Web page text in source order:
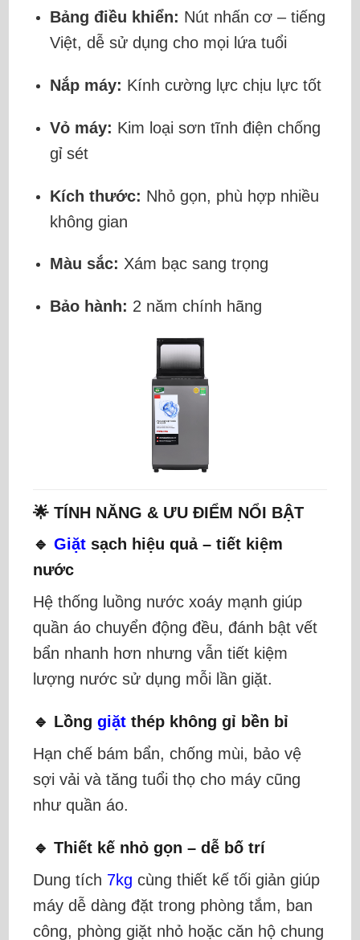
Bảng điều khiển: Nút nhấn cơ – tiếng
Việt, dễ sử dụng cho mọi lứa tuổi
Nắp máy: Kính cường lực chịu lực tốt
Vỏ máy: Kim loại sơn tĩnh điện chống
gỉ sét
Kích thước: Nhỏ gọn, phù hợp nhiều
không gian
Màu sắc: Xám bạc sang trọng
Bảo hành: 2 năm chính hãng
🌟 TÍNH NĂNG & ƯU ĐIỂM NỔI BẬT
🔹 Giặt sạch hiệu quả – tiết kiệm
nước
Hệ thống luồng nước xoáy mạnh giúp
quần áo chuyển động đều, đánh bật vết
bẩn nhanh hơn nhưng vẫn tiết kiệm
lượng nước sử dụng mỗi lần giặt.
🔹 Lồng giặt thép không gỉ bền bỉ
Hạn chế bám bẩn, chống mùi, bảo vệ
sợi vải và tăng tuổi thọ cho máy cũng
như quần áo.
🔹 Thiết kế nhỏ gọn – dễ bố trí
Dung tích 7kg cùng thiết kế tối giản giúp
máy dễ dàng đặt trong phòng tắm, ban
công, phòng giặt nhỏ hoặc căn hộ chung